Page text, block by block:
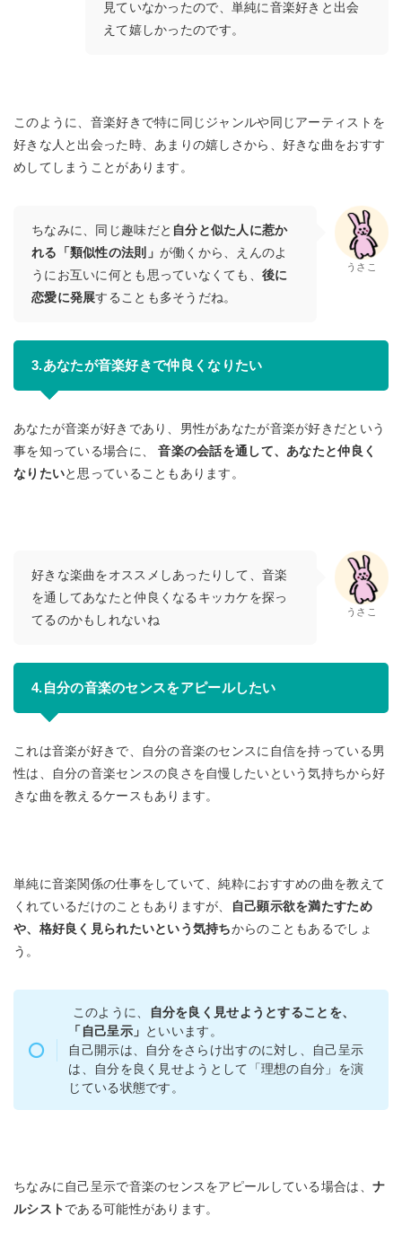
見ていなかったので、単純に音楽好きと出会
えて嬉しかったのです。
このように、音楽好きで特に同じジャンルや同じアーティストを
好きな人と出会った時、あまりの嬉しさから、好きな曲をおすす
めしてしまうことがあります。
ちなみに、同じ趣味だと 自分と似た人に惹か
れる「類似性の法則」 が働くから、えんのよ
うにお互いに何とも思っていなくても、後に
恋愛に発展することも多そうだね。
うさこ
3.あなたが音楽好きで仲良くなりたい
あなたが音楽が好きであり、男性があなたが音楽が好きだという
事を知っている場合に、
音楽の会話を通して、あなたと仲良く
なりたいと思っていることもあります。
好きな楽曲をオススメしあったりして、音楽
を通してあなたと仲良くなるキッカケを探っ
てるのかもしれないね
うさこ
4.自分の音楽のセンスをアピールしたい
これは音楽が好きで、自分の音楽のセンスに自信を持っている男
性は、自分の音楽センスの良さを自慢したいという気持ちから好
きな曲を教えるケースもあります。
単純に音楽関係の仕事をしていて、純粋におすすめの曲を教えて
くれているだけのこともありますが、
自己顕示欲を満たすため
や、格好良く見られたいという気持ちからのこともあるでしょ
う。
このように、
自分を良く見せようとすることを、
「自己呈示」 といいます。
自己開示は、自分をさらけ出すのに対し、自己呈示
は、自分を良く見せようとして「理想の自分」を演
じている状態です。
ちなみに自己呈示で音楽のセンスをアピールしている場合は、 ナ
ルシストである可能性があります。